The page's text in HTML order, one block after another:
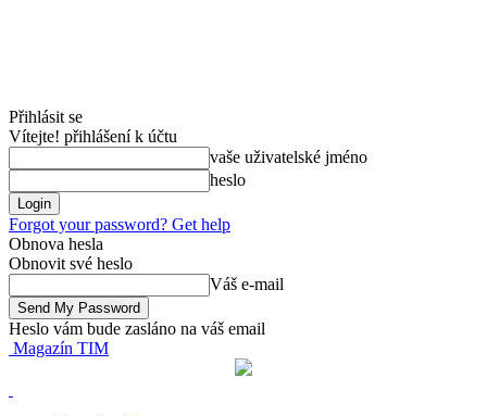
Přihlásit se
Vítejte! přihlášení k účtu
vaše uživatelské jméno
heslo
Forgot your password? Get help
Obnova hesla
Obnovit své heslo
Váš e-mail
Heslo vám bude zasláno na váš email
Magazín TIM